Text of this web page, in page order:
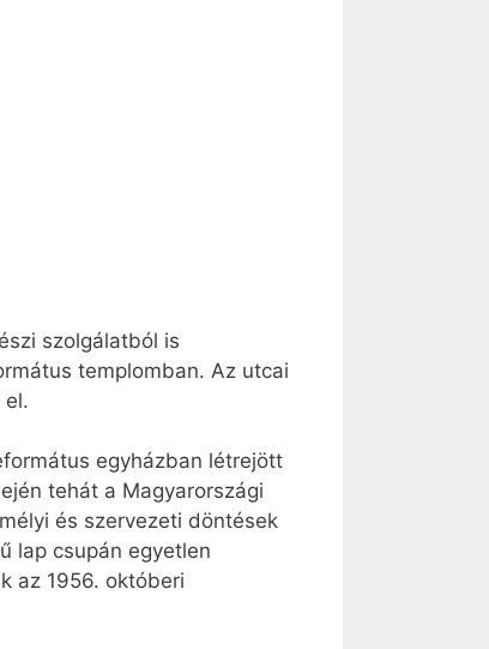
szolgálatból is
templomban. Az utcai
el.
egyházban létrejött
tehát a Magyarországi
és szervezeti döntések
lap csupán egyetlen
az 1956. októberi